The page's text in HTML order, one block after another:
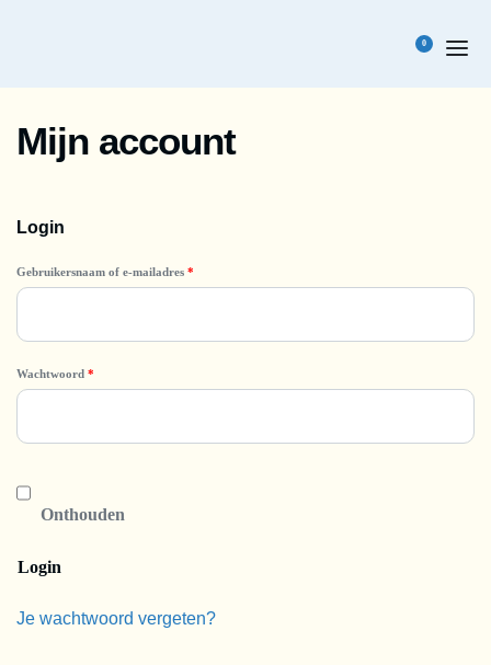
0
Mijn account
Login
Gebruikersnaam of e-mailadres *
Wachtwoord *
Onthouden
Login
Je wachtwoord vergeten?